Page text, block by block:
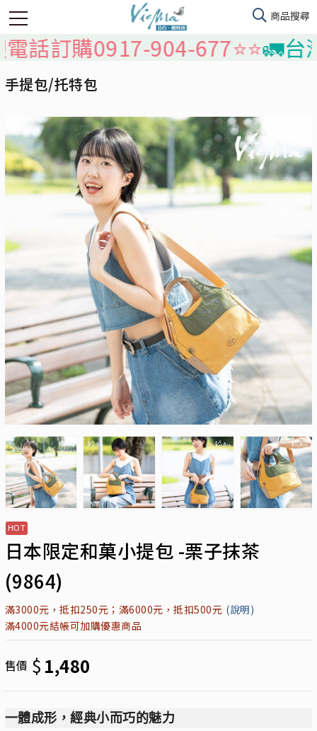
購0917-904-677⭐️⭐️🚛台灣本島
手提包/托特包
日本限定和菓小提包 -栗子抹茶
(9864)
滿3000元，抵扣250元；滿6000元，抵扣500元 (說明)
滿4000元結帳可加購優惠商品
售價 $ 1,480
一體成形，經典小而巧的魅力